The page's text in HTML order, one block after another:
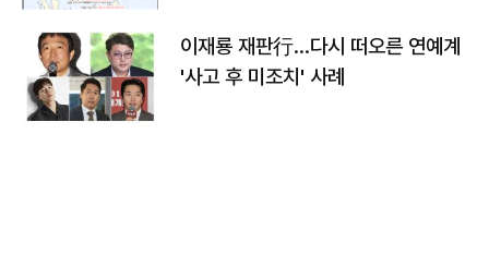
이재룡 재판行…다시 떠오른 연예계
'사고 후 미조치' 사례